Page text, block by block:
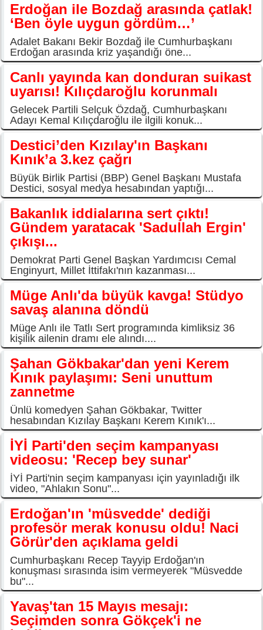
Erdoğan ile Bozdağ arasında çatlak!
‘Ben öyle uygun gördüm…’
Adalet Bakanı Bekir Bozdağ ile Cumhurbaşkanı
Erdoğan arasında kriz yaşandığı öne...
Canlı yayında kan donduran suikast
uyarısı! Kılıçdaroğlu korunmalı
Gelecek Partili Selçuk Özdağ, Cumhurbaşkanı
Adayı Kemal Kılıçdaroğlu ile ilgili konuk...
Destici’den Kızılay'ın Başkanı
Kınık’a 3.kez çağrı
Büyük Birlik Partisi (BBP) Genel Başkanı Mustafa
Destici, sosyal medya hesabından yaptığı...
Bakanlık iddialarına sert çıktı!
Gündem yaratacak 'Sadullah Ergin'
çıkışı...
Demokrat Parti Genel Başkan Yardımcısı Cemal
Enginyurt, Millet İttifakı'nın kazanması...
Müge Anlı'da büyük kavga! Stüdyo
savaş alanına döndü
Müge Anlı ile Tatlı Sert programında kimliksiz 36
kişilik ailenin dramı ele alındı....
Şahan Gökbakar'dan yeni Kerem
Kınık paylaşımı: Seni unuttum
zannetme
Ünlü komedyen Şahan Gökbakar, Twitter
hesabından Kızılay Başkanı Kerem Kınık'ı...
İYİ Parti'den seçim kampanyası
videosu: 'Recep bey sunar'
İYİ Parti'nin seçim kampanyası için yayınladığı ilk
video, "Ahlakın Sonu"...
Erdoğan'ın 'müsvedde' dediği
profesör merak konusu oldu! Naci
Görür'den açıklama geldi
Cumhurbaşkanı Recep Tayyip Erdoğan'ın
konuşması sırasında isim vermeyerek "Müsvedde
bu"...
Yavaş'tan 15 Mayıs mesajı:
Seçimden sonra Gökçek'i ne